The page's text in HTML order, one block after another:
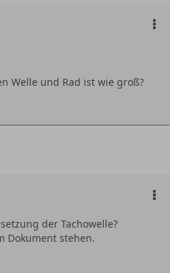
Welle und Rad ist wie groß?
der Tachowelle?
Dokument stehen.